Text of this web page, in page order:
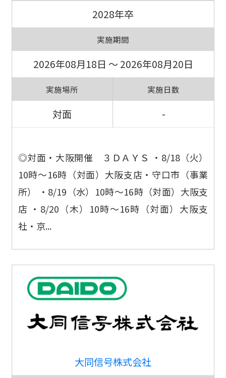
2028年卒
実施期間
2026年08月18日 ～ 2026年08月20日
実施場所
対面
実施日数
-
◎対面・大阪開催 ３ＤＡＹＳ ・8/18（火）
10時～16時（対面）大阪支店・守口市（事業
所） ・8/19（水）10時～16時（対面）大阪支
店 ・8/20（木）10時～16時（対面）大阪支
社・京...
大同信号株式会社